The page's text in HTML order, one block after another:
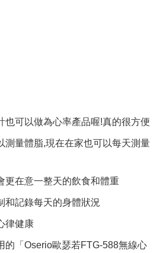
也可以做為心率產品喔!真的很方便
測量體脂,現在在家也可以每天測量
更在意一整天的飲食和體重
和記錄每天的身體狀況
律健康
的「Oserio歐瑟若FTG-588無線心